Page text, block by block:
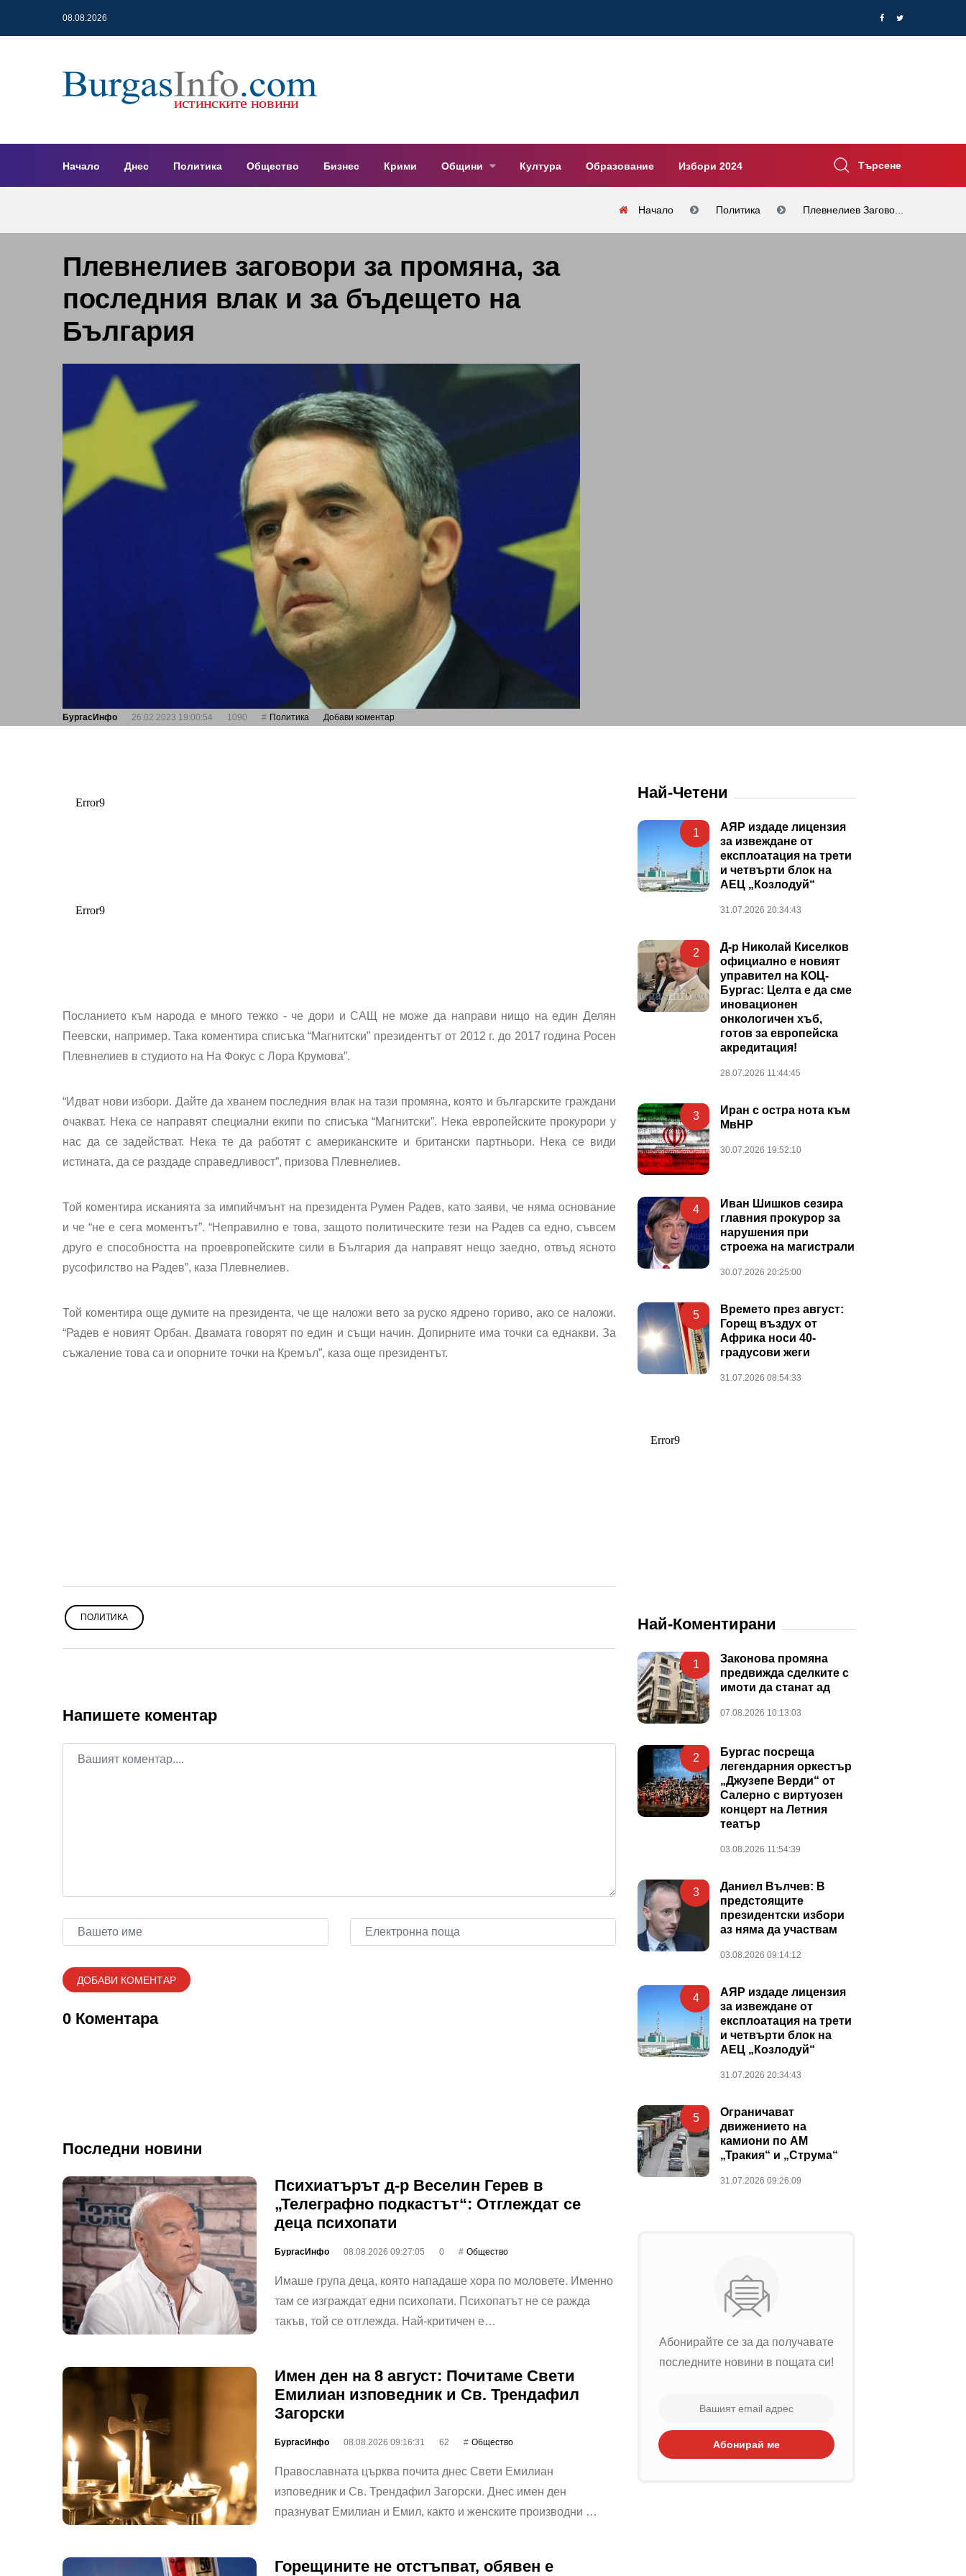
08.08.2026
Начало Днес Политика Общество Бизнес Крими Общини Култура Образование Избори 2024 Търсене
Начало Политика Плевнелиев Загово...
Плевнелиев заговори за промяна, за
последния влак и за бъдещето на
България
БургасИнфо 26.02.2023 19:00:54 1090 Политика Добави коментар
Посланието към народа е много тежко - че дори и САЩ не може да направи нищо на един Делян
Пеевски, например. Така коментира списъка “Магнитски” президентът от 2012 г. до 2017 година Росен
Плевнелиев в студиото на На Фокус с Лора Крумова”.
“Идват нови избори. Дайте да хванем последния влак на тази промяна, която и българските граждани
очакват. Нека се направят специални екипи по списъка “Магнитски”. Нека европейските прокурори у
нас да се задействат. Нека те да работят с американските и британски партньори. Нека се види
истината, да се раздаде справедливост”, призова Плевнелиев.
Той коментира исканията за импийчмънт на президента Румен Радев, като заяви, че няма основание
и че “не е сега моментът”. “Неправилно е това, защото политическите тези на Радев са едно, съвсем
друго е способността на проевропейските сили в България да направят нещо заедно, отвъд ясното
русофилство на Радев”, каза Плевнелиев.
Той коментира още думите на президента, че ще наложи вето за руско ядрено гориво, ако се наложи.
“Радев е новият Орбан. Двамата говорят по един и същи начин. Допирните има точки са еднакви. За
съжаление това са и опорните точки на Кремъл”, каза още президентът.
ПОЛИТИКА
Напишете коментар
0 Коментара
Последни новини
Психиатърът д-р Веселин Герев в
„Телеграфно подкастът“: Отглеждат се
деца психопати
БургасИнфо 08.08.2026 09:27:05 0 Общество
Имаше група деца, която нападаше хора по моловете. Именно
там се изграждат едни психопати. Психопатът не се ражда
такъв, той се отглежда. Най-критичен е…
Имен ден на 8 август: Почитаме Свети
Емилиан изповедник и Св. Трендафил
Загорски
БургасИнфо 08.08.2026 09:16:31 62 Общество
Православната църква почита днес Свети Емилиан
изповедник и Св. Трендафил Загорски. Днес имен ден
празнуват Емилиан и Емил, както и женските производни …
Горещините не отстъпват, обявен е
Най-Четени
1
АЯР издаде лицензия
за извеждане от
експлоатация на трети
и четвърти блок на
АЕЦ „Козлодуй“
31.07.2026 20:34:43
2
Д-р Николай Киселков
официално е новият
управител на КОЦ-
Бургас: Целта е да сме
иновационен
онкологичен хъб,
готов за европейска
акредитация!
28.07.2026 11:44:45
3
Иран с остра нота към
МвНР
30.07.2026 19:52:10
4
Иван Шишков сезира
главния прокурор за
нарушения при
строежа на магистрали
30.07.2026 20:25:00
5
Времето през август:
Горещ въздух от
Африка носи 40-
градусови жеги
31.07.2026 08:54:33
Най-Коментирани
1
Законова промяна
предвижда сделките с
имоти да станат ад
07.08.2026 10:13:03
2
Бургас посреща
легендарния оркестър
„Джузепе Верди“ от
Салерно с виртуозен
концерт на Летния
театър
03.08.2026 11:54:39
3
Даниел Вълчев: В
предстоящите
президентски избори
аз няма да участвам
03.08.2026 09:14:12
4
АЯР издаде лицензия
за извеждане от
експлоатация на трети
и четвърти блок на
АЕЦ „Козлодуй“
31.07.2026 20:34:43
5
Ограничават
движението на
камиони по АМ
„Тракия“ и „Струма“
31.07.2026 09:26:09
Абонирайте се за да получавате
последните новини в пощата си!
Абонирай ме